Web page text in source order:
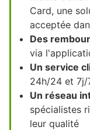
Card, une
acceptée
Des
via
Un service
24h/24 et 7j/
Un réseau
spécialistes
leur qualité